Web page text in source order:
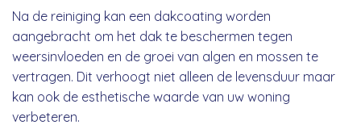
Na de reiniging kan een dakcoating worden
aangebracht om het dak te beschermen tegen
weersinvloeden en de groei van algen en mossen te
vertragen. Dit verhoogt niet alleen de levensduur maar
kan ook de esthetische waarde van uw woning
verbeteren.